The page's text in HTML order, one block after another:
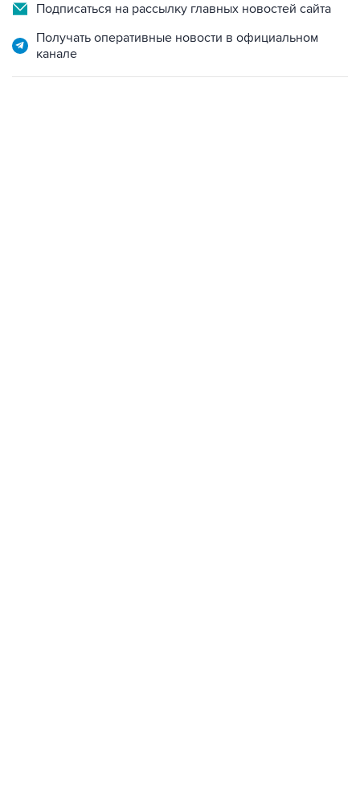
Подписаться на рассылку главных новостей сайта
Получать оперативные новости в официальном
канале